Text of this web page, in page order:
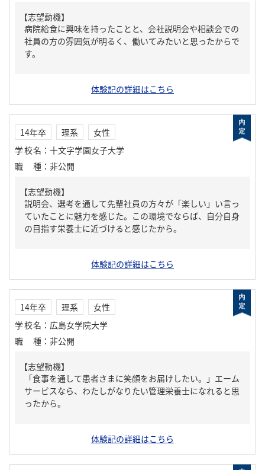
【志望動機】
病院給食に興味を持ったことと、会社説明会や相談会での
社員の方の雰囲気が明るく、働いてみたいと思ったからで
す。
体験記の詳細はこちら
14年卒 理系
女性
学校名 ： 十文字学園女子大学
職種 ： 非公開
【志望動機】
説明会、選考を通して先輩社員の方々が「楽しい」い言っ
ていたことに魅力を感じた。この環境でならば、自分自身
の目指す栄養士に近づけると感じたから。
体験記の詳細はこちら
14年卒 理系
女性
学校名 ： 広島女学院大学
職種 ： 非公開
【志望動機】
「食事を通して患者さまに笑顔をお届けしたい。」エーム
サービスなら、わたしがなりたい管理栄養士になれると思
ったから。
体験記の詳細はこちら